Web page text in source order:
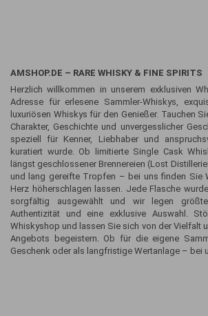
AMSHOP.DE – RARE WHISKY & FINE SPIRITS
Herzlich willkommen in unserem exklusiven
Adresse für erlesene Sammler-Whiskys,
luxuriösen Whiskys für den Genießer. Tauchen
Charakter, Geschichte und unvergesslicher
speziell für Kenner, Liebhaber und
kuratiert wurde. Ob limitierte Single Cask
längst geschlossener Brennereien (Lost
und lang gereifte Tropfen – bei uns finden Sie
Herz höherschlagen lassen. Jede Flasche
sorgfältig ausgewählt und wir legen
Authentizität und eine exklusive Auswahl.
Whiskyshop und lassen Sie sich von der Vielfalt
Angebots begeistern. Ob für die eigene
Geschenk oder als langfristige Wertanlage – bei